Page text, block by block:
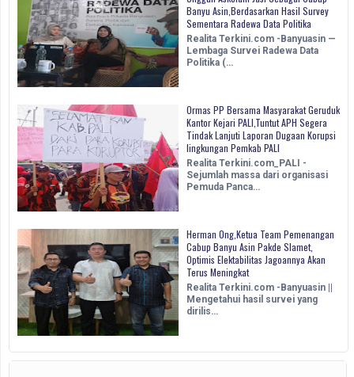
Banyu Asin,Berdasarkan Hasil Survey
Sementara Radewa Data Politika
Realita Terkini.com -Banyuasin —
Lembaga Survei Radewa Data
Politika (…
Ormas PP Bersama Masyarakat Geruduk
Kantor Kejari PALI,Tuntut APH Segera
Tindak Lanjuti Laporan Dugaan Korupsi
lingkungan Pemkab PALI
Realita Terkini.com_PALI -
Sejumlah massa dari organisasi
Pemuda Panca…
Herman Ong,Ketua Team Pemenangan
Cabup Banyu Asin Pakde Slamet,
Optimis Elektabilitas Jagoannya Akan
Terus Meningkat
Realita Terkini.com -Banyuasin ||
Mengetahui hasil survei yang
dirilis…